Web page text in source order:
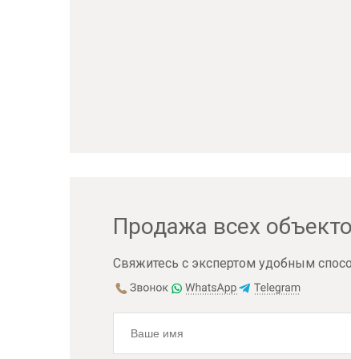
Продажа всех
Свяжитесь с экспертом удобным